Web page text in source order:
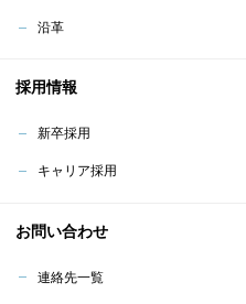
沿革
採用情報
新卒採用
キャリア採用
お問い合わせ
連絡先一覧